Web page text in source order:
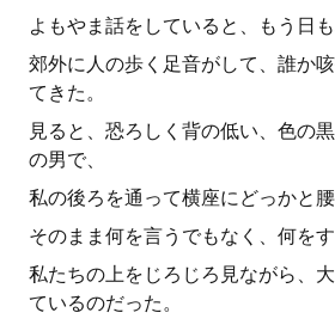
よもやま話をしていると、もう日
郊外に人の歩く足音がして、誰か
てきた。
見ると、恐ろしく背の低い、色の
の男で、
私の後ろを通って横座にどっかと腰
そのまま何を言うでもなく、何をす
私たちの上をじろじろ見ながら、
ているのだった。